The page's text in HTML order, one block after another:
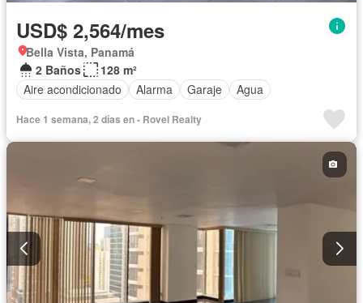
USD$ 2,564/mes
Bella Vista, Panamá
2 Baños
128 m²
Aire acondicionado
Alarma Garaje Agua
Hace 1 semana, 2 días en - Rovel Realty